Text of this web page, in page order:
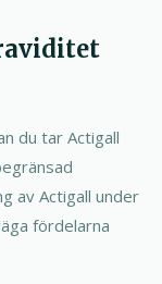
du tar Actigall
av Actigall under
fördelarna